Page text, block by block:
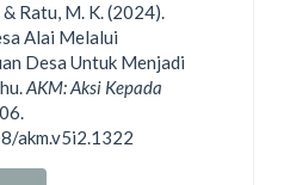
Ratu, M. K. (2024).
Alai Melalui
Desa Untuk Menjadi
AKM: Aksi Kepada
akm.v5i2.1322